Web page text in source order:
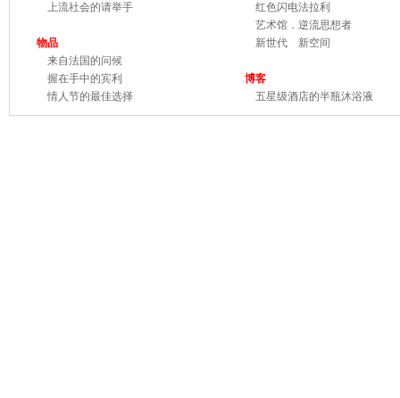
上流社会的请举手
物品
来自法国的问候
握在手中的宾利
情人节的最佳选择
红色闪电法拉利
艺术馆．逆流思想者
新世代 新空间
博客
五星级酒店的半瓶沐浴液